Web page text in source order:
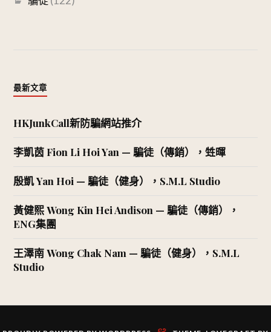
最新文章
HKJunkCall新防騙網站推介
李凱茵 Fion Li Hoi Yan — 騙徒（傳銷），甡暉
殷凱 Yan Hoi — 騙徒（健身），S.M.L Studio
黃健熙 Wong Kin Hei Andison — 騙徒（傳銷），
ENG集團
王澤南 Wong Chak Nam — 騙徒（健身），S.M.L
Studio